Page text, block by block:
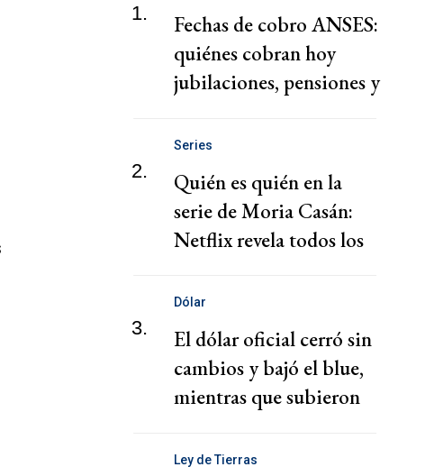
1.
Fechas de cobro ANSES:
quiénes cobran hoy
jubilaciones, pensiones y
2.
Series
Quién es quién en la
serie de Moria Casán:
Netflix revela todos los
3.
Dólar
El dólar oficial cerró sin
cambios y bajó el blue,
mientras que subieron
Ley de Tierras